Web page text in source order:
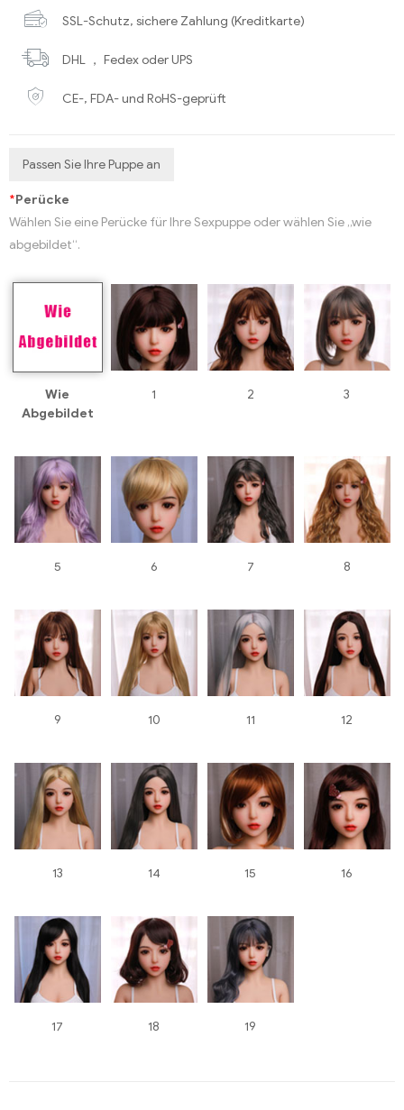
SSL-Schutz, sichere Zahlung (Kreditkarte)
DHL ， Fedex oder UPS
CE-, FDA- und RoHS-geprüft
Passen Sie Ihre Puppe an
*Perücke
Wählen Sie eine Perücke für Ihre Sexpuppe oder wählen Sie „wie
abgebildet“.
Wie
Abgebildet
1 2 3
5 6 7 8
9 10 11 12
13 14 15 16
17 18 19